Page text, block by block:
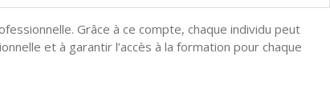
Grâce à ce compte, chaque individu peut
et à garantir l’accès à la formation pour chaque